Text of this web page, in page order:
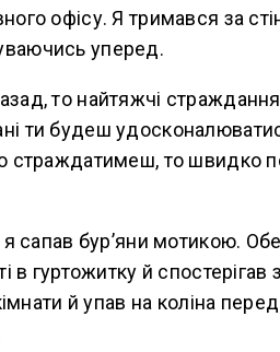
офісу. Я тримався за
уперед.
то найтяжчі
ти будеш
страждатимеш, то швидко
сапав бур’яни мотикою.
в гуртожитку й
й упав на коліна